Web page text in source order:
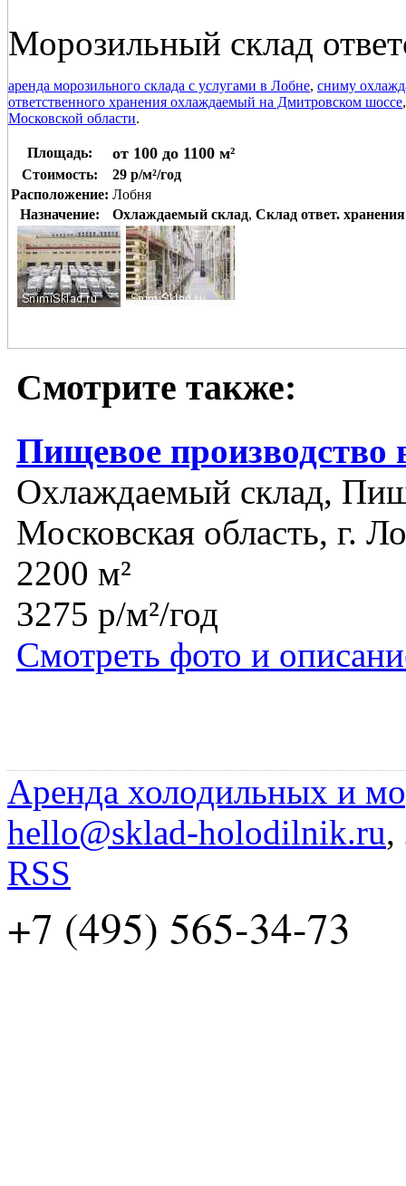
Морозильный склад
аренда морозильного склада с услугами в Лобне, сниму
ответственного хранения охлаждаемый на Дмитровском шоссе
Московской области.
Площадь: от 100 до 1100 м²
Стоимость:
29 р/м²/год
Расположение: Лобня
Назначение:
Охлаждаемый склад, Склад ответ. хранения
Смотрите также:
Пищевое производство
Охлаждаемый склад,
Московская область, г.
2200 м²
3275 р/м²/год
Смотреть фото и
Аренда холодильных и
hello@sklad-holodilnik.ru,
RSS
+7 (495) 565-34-73